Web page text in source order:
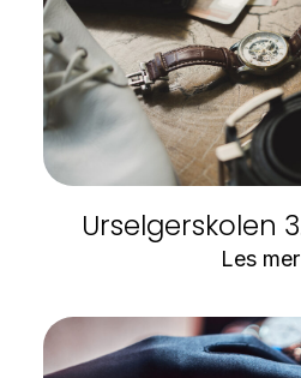
Urselgerskolen
Les